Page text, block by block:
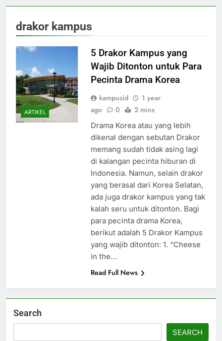
drakor kampus
ARTIKEL
5 Drakor Kampus yang
Wajib Ditonton untuk Para
Pecinta Drama Korea
kampusid
1 year
ago
0 2 mins
Drama Korea atau yang lebih
dikenal dengan sebutan Drakor
memang sudah tidak asing lagi
di kalangan pecinta hiburan di
Indonesia. Namun, selain drakor
yang berasal dari Korea Selatan,
ada juga drakor kampus yang tak
kalah seru untuk ditonton. Bagi
para pecinta drama Korea,
berikut adalah 5 Drakor Kampus
yang wajib ditonton: 1. “Cheese
in the…
Read Full News
Search
SEARCH